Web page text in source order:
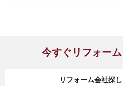
今すぐリフォー
リフォーム会社探